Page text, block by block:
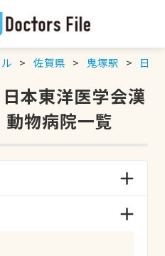
佐賀県 鬼塚駅 日本
本東洋医学会漢
物病院一覧